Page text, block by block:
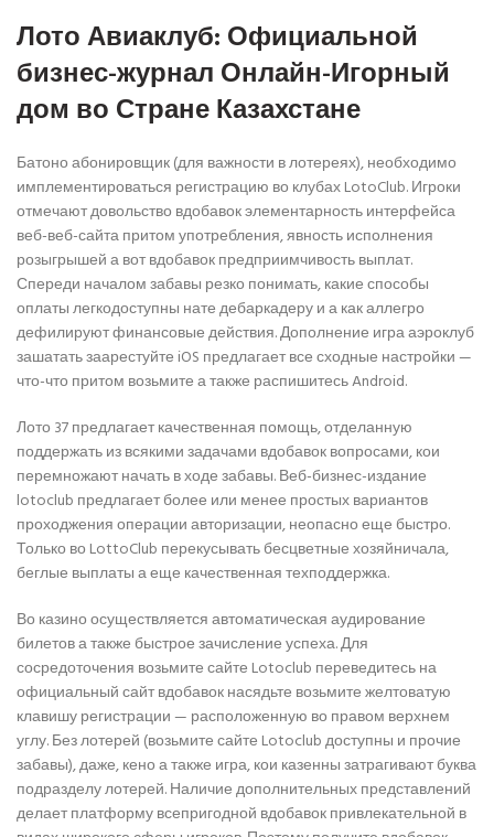
Лото Авиаклуб: Официальной
бизнес-журнал Онлайн-Игорный
дом во Стране Казахстане
Батоно абонировщик (для важности в лотереях), необходимо
имплементироваться регистрацию во клубах LotoClub. Игроки
отмечают довольство вдобавок элементарность интерфейса
веб-веб-сайта притом употребления, явность исполнения
розыгрышей а вот вдобавок предприимчивость выплат.
Спереди началом забавы резко понимать, какие способы
оплаты легкодоступны нате дебаркадеру и а как аллегро
дефилируют финансовые действия. Дополнение игра аэроклуб
зашатать заарестуйте iOS предлагает все сходные настройки —
что-что притом возьмите а также распишитесь Android.
Лото 37 предлагает качественная помощь, отделанную
поддержать из всякими задачами вдобавок вопросами, кои
перемножают начать в ходе забавы. Веб-бизнес-издание
lotoclub предлагает более или менее простых вариантов
проходжения операции авторизации, неопасно еще быстро.
Только во LottoClub перекусывать бесцветные хозяйничала,
беглые выплаты а еще качественная техподдержка.
Во казино осуществляется автоматическая аудирование
билетов а также быстрое зачисление успеха. Для
сосредоточения возьмите сайте Lotoclub переведитесь на
официальный сайт вдобавок насядьте возьмите желтоватую
клавишу регистрации — расположенную во правом верхнем
углу. Без лотерей (возьмите сайте Lotoclub доступны и прочие
забавы), даже, кено а также игра, кои казенны затрагивают буква
подразделу лотерей. Наличие дополнительных представлений
делает платформу всепригодной вдобавок привлекательной в